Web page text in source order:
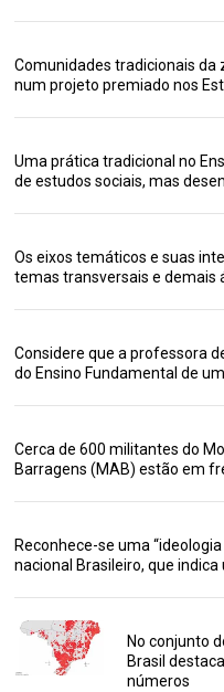
Comunidades tradicionais da
num projeto premiado nos
Uma prática tradicional no
de estudos sociais, mas
Os eixos temáticos e suas
temas transversais e demais
Considere que a professora
do Ensino Fundamental de
Cerca de 600 militantes do
Barragens (MAB) estão em
Reconhece-se uma
nacional Brasileiro, que
No conjunto
Brasil
números